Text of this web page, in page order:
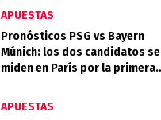
APUESTAS
Pronósticos PSG vs Bayern
Múnich: los dos candidatos se
miden en París por la primera
APUESTAS